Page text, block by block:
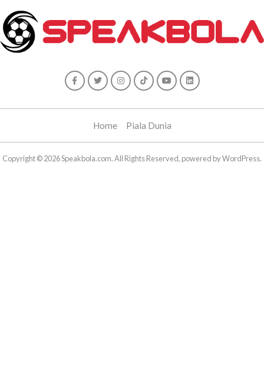
Home Piala Dunia
Copyright © 2026 Speakbola.com. All Rights Reserved, powered by WordPress.